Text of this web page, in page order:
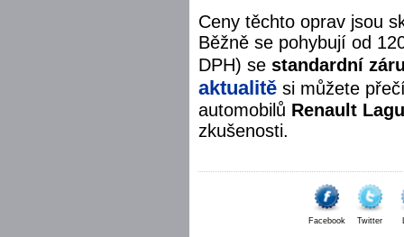
Ceny těchto oprav jsou
Běžně se pohybují od
DPH) se standardní
aktualitě si můžete
automobilů Renault
zkušenosti.
Facebook Twitter